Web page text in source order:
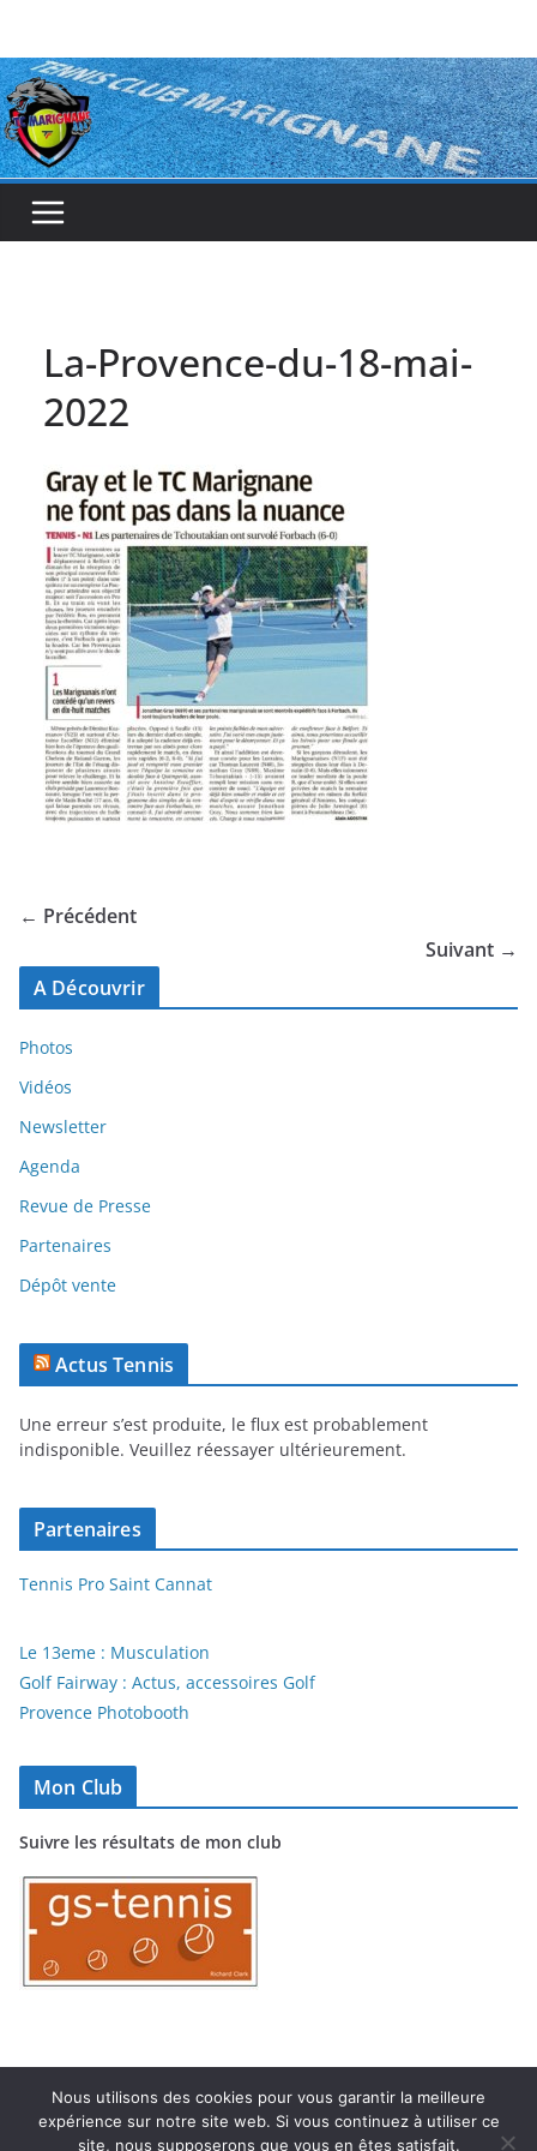
contenu
La-Provence-du-18-mai-
2022
← Précédent
Suivant →
A Découvrir
Photos
Vidéos
Newsletter
Agenda
Revue de Presse
Partenaires
Dépôt vente
Actus Tennis
Une erreur s’est produite, le flux est probablement
indisponible. Veuillez réessayer ultérieurement.
Partenaires
Tennis Pro Saint Cannat
Le 13eme : Musculation
Golf Fairway : Actus, accessoires Golf
Provence Photobooth
Mon Club
Suivre les résultats de mon club
Copyright © 2026TC MARIGNANE. Tous droits réservés.
Nous utilisons des cookies pour vous garantir la meilleure
expérience sur notre site web. Si vous continuez à utiliser ce
site, nous supposerons que vous en êtes satisfait.